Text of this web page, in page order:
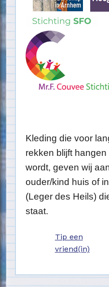
Kleding die voor
rekken blijft hangen
wordt, geven wij
ouder/kind huis of
(Leger des Heils)
staat.
Tip een
vriend(in)